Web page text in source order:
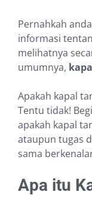
Pernahkah
informasi
melihatnya
umumnya,
Apakah kapal
Tentu tidak!
apakah kapal
ataupun tugas
sama
Apa itu